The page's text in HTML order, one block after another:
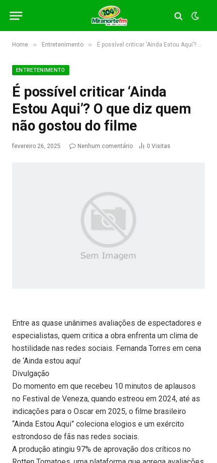
Home » Entretenimento » É possível criticar ‘Ainda Estou Aqui’? O que diz quem não gostou do filme
ENTRETENIMENTO
É possível criticar ‘Ainda
Estou Aqui’? O que diz quem
não gostou do filme
fevereiro 26, 2025 Nenhum comentário 0 Visitas
Entre as quase unânimes avaliações de espectadores e
especialistas, quem critica a obra enfrenta um clima de
hostilidade nas redes sociais. Fernanda Torres em cena
de ‘Ainda estou aqui’
Divulgação
Do momento em que recebeu 10 minutos de aplausos
no Festival de Veneza, quando estreou em 2024, até as
indicações para o Oscar em 2025, o filme brasileiro
“Ainda Estou Aqui” coleciona elogios e um exército
estrondoso de fãs nas redes sociais.
A produção atingiu 97% de aprovação dos críticos no